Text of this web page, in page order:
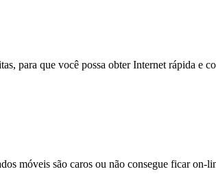
para que você possa obter Internet rápida e
móveis são caros ou não consegue ficar